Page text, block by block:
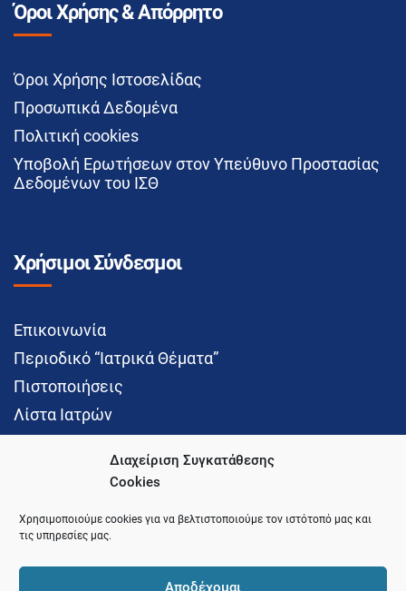
Διαχείριση Συγκατάθεσης
Cookies
Χρησιμοποιούμε cookies για να βελτιστοποιούμε τον ιστότοπό μας και
τις υπηρεσίες μας.
Αποδέχομαι
Όροι Χρήσης & Απόρρητο
Όροι Χρήσης Ιστοσελίδας
Προσωπικά Δεδομένα
Πολιτική cookies
Υποβολή Ερωτήσεων στον Υπεύθυνο Προστασίας
Δεδομένων του ΙΣΘ
Χρήσιμοι Σύνδεσμοι
Επικοινωνία
Περιοδικό “Ιατρικά Θέματα”
Πιστοποιήσεις
Λίστα Ιατρών
Social Media